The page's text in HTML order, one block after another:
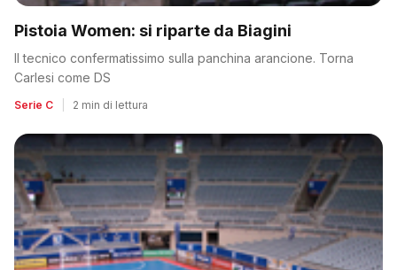
Pistoia Women: si riparte da Biagini
Il tecnico confermatissimo sulla panchina arancione. Torna
Carlesi come DS
Serie C 2 min di lettura